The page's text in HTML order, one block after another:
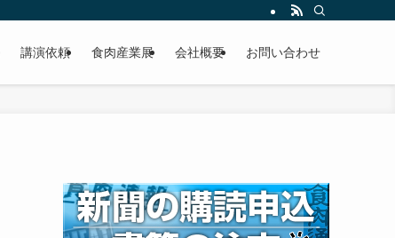
講演依頼 食肉産業展 会社概要 お問い合わせ